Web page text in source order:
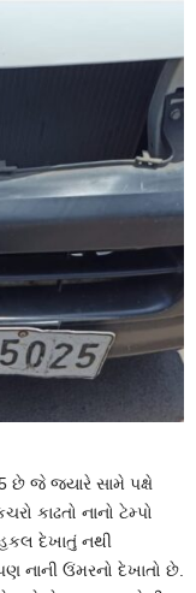
છે જે જ્યારે સામે પક્ષે
કાઢતો નાનો ટેમ્પો
દેખાતું નથી
નાની ઉંમરનો દેખાતો છે.